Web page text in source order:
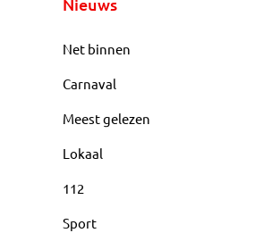
Nieuws
Net binnen
Carnaval
Meest gelezen
Lokaal
112
Sport